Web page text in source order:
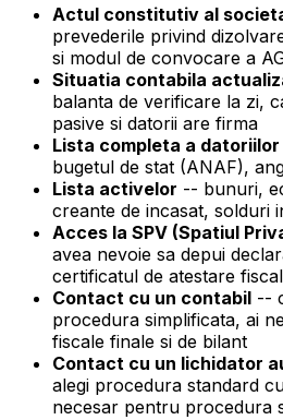
Actul constitutiv al
prevederile privind
si modul de convocare a
Situatia contabila
balanta de verificare la zi,
pasive si datorii are firma
Lista completa a datoriilor
bugetul de stat (ANAF),
Lista activelor -- bunuri,
creante de incasat, solduri
Acces la SPV (Spatiul
avea nevoie sa depui
certificatul de atestare
Contact cu un contabil --
procedura simplificata, ai
fiscale finale si de bilant
Contact cu un lichidator
alegi procedura standard
necesar pentru procedura